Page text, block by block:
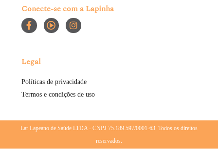
Conecte-se com a Lapinha
Legal
Políticas de privacidade
Termos e condições de uso
Lar Lapeano de Saúde LTDA - CNPJ 75.189.597/0001-63. Todos os direitos
reservados.